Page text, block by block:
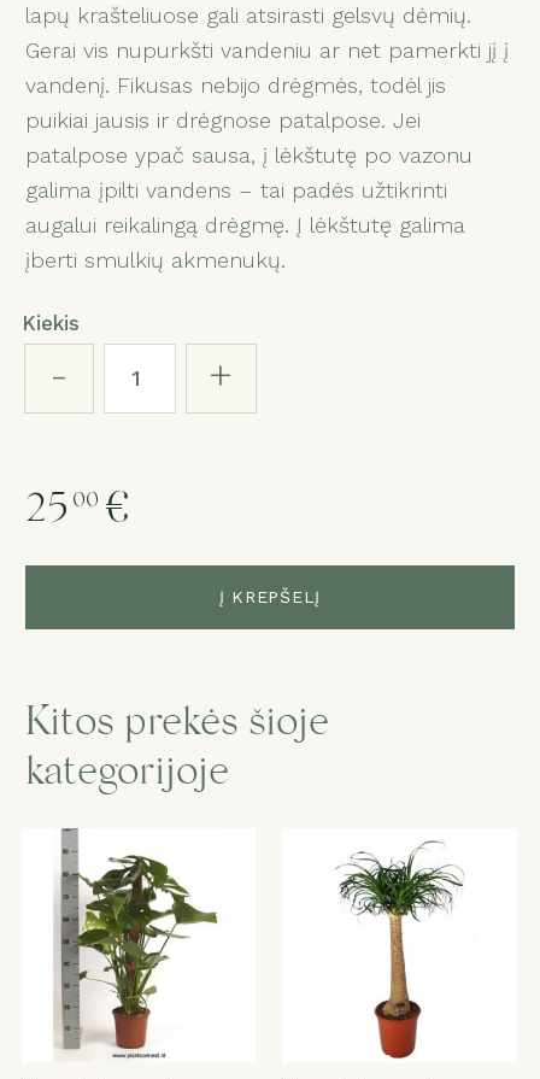
lapų krašteliuose gali atsirasti gelsvų dėmių.
Gerai vis nupurkšti vandeniu ar net pamerkti jį į
vandenį. Fikusas nebijo drėgmės, todėl jis
puikiai jausis ir drėgnose patalpose. Jei
patalpose ypač sausa, į lėkštutę po vazonu
galima įpilti vandens – tai padės užtikrinti
augalui reikalingą drėgmę. Į lėkštutę galima
įberti smulkių akmenukų.
Kiekis
- +
25 00 €
Į KREPŠELĮ
Kitos prekės šioje
kategorijoje